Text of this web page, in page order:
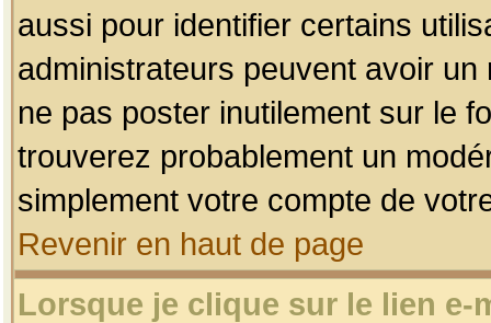
aussi pour identifier certains
administrateurs peuvent avoir
ne pas poster inutilement sur le
trouverez probablement un
simplement votre compte de
Revenir en haut de page
Lorsque je clique sur le lien